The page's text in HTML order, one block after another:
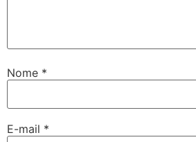
Nome *
E-mail *